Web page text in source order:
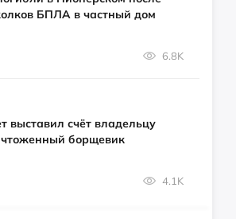
БПЛА в частный дом
6.8K
выставил счёт владельцу
борщевик
4.1K